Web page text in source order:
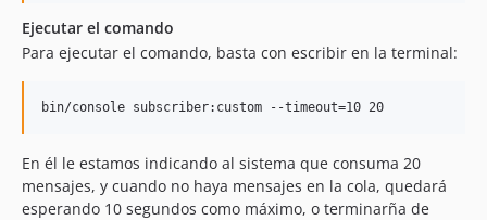
Ejecutar el comando
Para ejecutar el comando, basta con escribir en la terminal:
bin/console subscriber:custom --timeout=10 20
En él le estamos indicando al sistema que consuma 20
mensajes, y cuando no haya mensajes en la cola, quedará
esperando 10 segundos como máximo, o terminarña de